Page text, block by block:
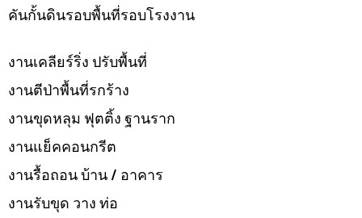
คันกั้นดินรอบพื้นที่รอบโรงงาน
งานเคลียร์ริ่ง ปรับพื้นที่
งานตีป่าพื้นที่รกร้าง
งานขุดหลุม ฟุตติ้ง ฐานราก
งานแย็คคอนกรีต
งานรื้อถอน บ้าน / อาคาร
งานรับขุด วาง ท่อ